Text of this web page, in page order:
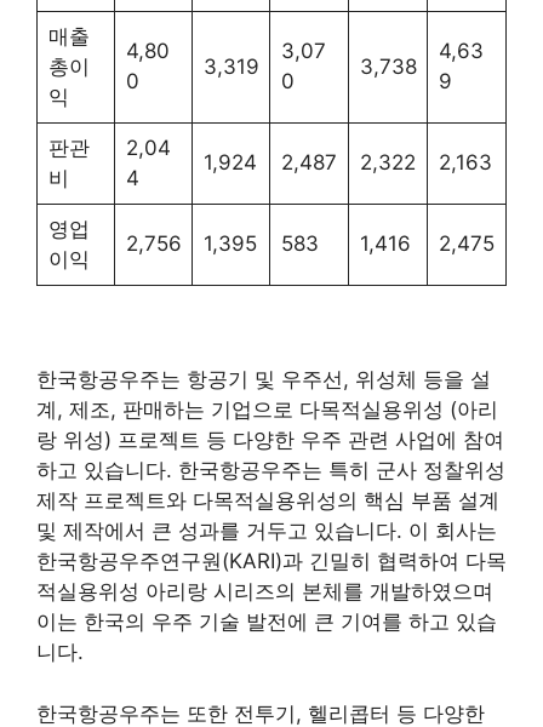
매출
총이
익
4,80
0
3,319
3,07
0
3,738
4,63
9
판관
비
2,04
4
1,924 2,487 2,322 2,163
영업
이익
2,756 1,395 583 1,416 2,475
한국항공우주는 항공기 및 우주선, 위성체 등을 설
계, 제조, 판매하는 기업으로 다목적실용위성 (아리
랑 위성) 프로젝트 등 다양한 우주 관련 사업에 참여
하고 있습니다. 한국항공우주는 특히 군사 정찰위성
제작 프로젝트와 다목적실용위성의 핵심 부품 설계
및 제작에서 큰 성과를 거두고 있습니다. 이 회사는
한국항공우주연구원(KARI)과 긴밀히 협력하여 다목
적실용위성 아리랑 시리즈의 본체를 개발하였으며
이는 한국의 우주 기술 발전에 큰 기여를 하고 있습
니다.
한국항공우주는 또한 전투기, 헬리콥터 등 다양한